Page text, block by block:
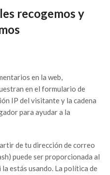
recogemos y
en la web,
en el formulario de
IP del visitante y la cadena
para ayudar a la
de tu dirección de correo
puede ser proporcionada al
estás usando. La política de